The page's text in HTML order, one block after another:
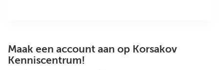
Maak een account aan op Korsakov
Kenniscentrum!